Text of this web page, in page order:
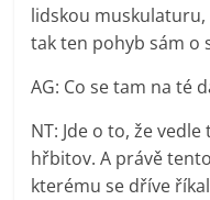
lidskou
tak ten pohyb sám o
AG: Co se tam na té
NT: Jde o to, že
hřbitov. A právě
kterému se dříve